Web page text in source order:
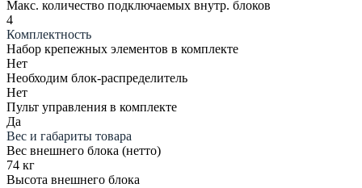
Макс. количество подключаемых внутр. блоков
4
Комплектность
Набор крепежных элементов в комплекте
Нет
Необходим блок-распределитель
Нет
Пульт управления в комплекте
Да
Вес и габариты товара
Вес внешнего блока (нетто)
74 кг
Высота внешнего блока